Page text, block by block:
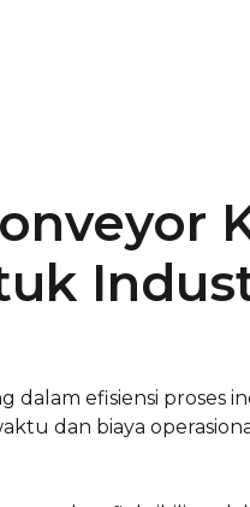
efisiensi proses
dan biaya